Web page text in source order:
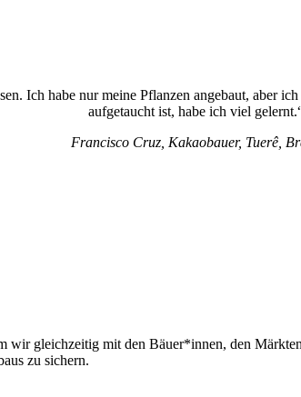
Ich habe nur meine Pflanzen angebaut, aber
aufgetaucht ist, habe ich viel
Francisco Cruz, Kakaobauer, Tuerê,
wir gleichzeitig mit den Bäuer*innen, den
zu sichern.